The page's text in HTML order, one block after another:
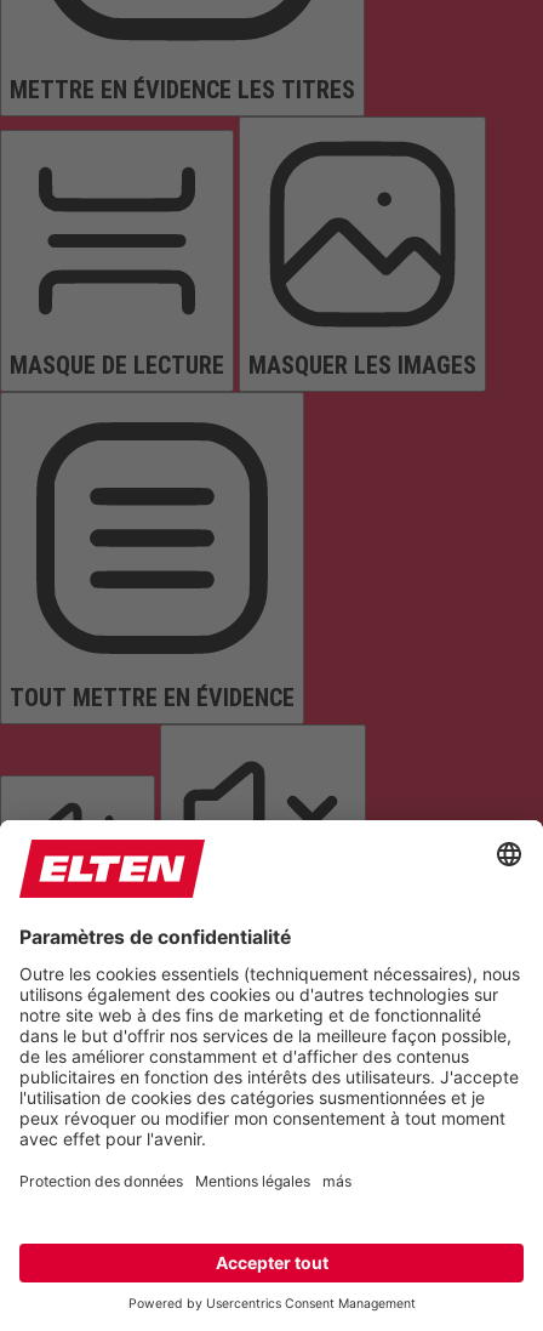
METTRE EN ÉVIDENCE LES TITRES
MASQUE DE LECTURE MASQUER LES IMAGES
TOUT METTRE EN ÉVIDENCE
LIRE LA PAGE COUPER LES SONS
ARRÊTER LES ANIMATIONS
Réinitialiser les paramètres